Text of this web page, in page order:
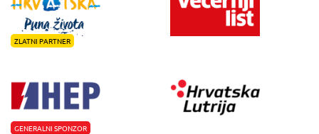
ZLATNI PARTNER
GENERALNI SPONZOR